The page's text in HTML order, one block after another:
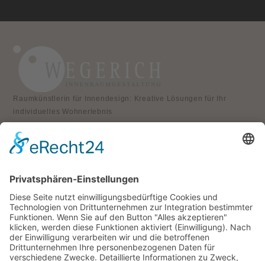
Raumkünstlerin für Innendesign: Kreative Lösungen für Ihr
individuelles Wohnerlebnis
KONTAKT
Atelier für Innenraumgestaltung
Am Born 9
Telefon: 0163 8479897
RECHTLICHES
Impressum
Datenschutz
AGB